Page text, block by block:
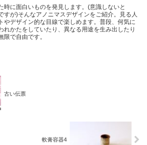
時に面白いものを発見します。(意識しないと
すが)そんなアノニマスデザインをご紹介。見る人
やデザイン的な目線で楽しめます。普段、何気に
れかたをしていたり、異なる用途を生み出したり
限で自由です。
古い伝票
軟膏容器4